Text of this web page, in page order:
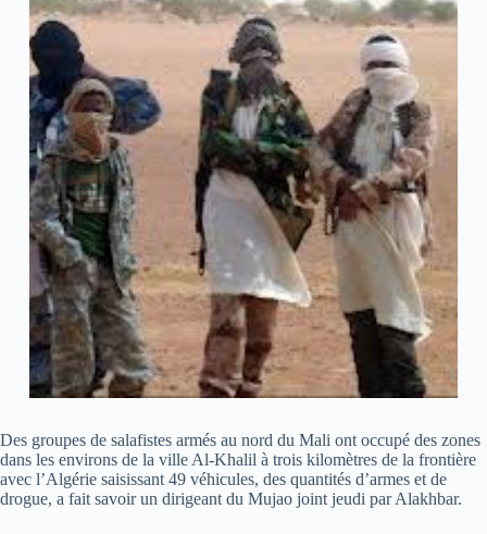
Des groupes de salafistes armés au nord du Mali ont occupé des zones
dans les environs de la ville Al-Khalil à trois kilomètres de la frontière
avec l’Algérie saisissant 49 véhicules, des quantités d’armes et de
drogue, a fait savoir un dirigeant du Mujao joint jeudi par Alakhbar.